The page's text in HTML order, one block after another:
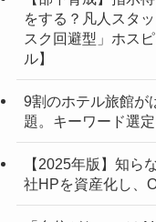
をする？凡人スタ
スク回避型」ホス
ル】
9割のホテル旅館が
題。キーワード選
【2025年版】知ら
社HPを資産化し、